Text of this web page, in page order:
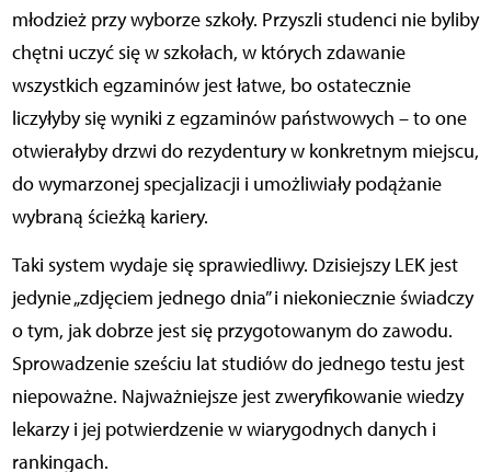
młodzież przy wyborze szkoły. Przyszli studenci nie byliby
chętni uczyć się w szkołach, w których zdawanie
wszystkich egzaminów jest łatwe, bo ostatecznie
liczyłyby się wyniki z egzaminów państwowych – to one
otwierałyby drzwi do rezydentury w konkretnym miejscu,
do wymarzonej specjalizacji i umożliwiały podążanie
wybraną ścieżką kariery.
Taki system wydaje się sprawiedliwy. Dzisiejszy LEK jest
jedynie „zdjęciem jednego dnia” i niekoniecznie świadczy
o tym, jak dobrze jest się przygotowanym do zawodu.
Sprowadzenie sześciu lat studiów do jednego testu jest
niepoważne. Najważniejsze jest zweryfikowanie wiedzy
lekarzy i jej potwierdzenie w wiarygodnych danych i
rankingach.